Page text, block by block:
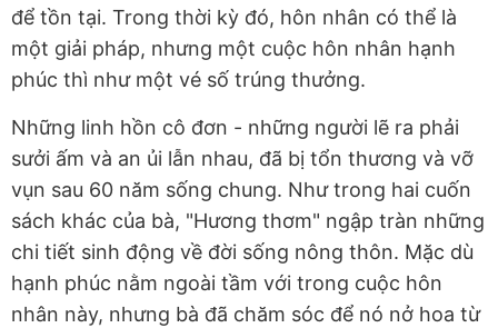
để tồn tại. Trong thời kỳ đó, hôn nhân có thể là
một giải pháp, nhưng một cuộc hôn nhân hạnh
phúc thì như một vé số trúng thưởng.
Những linh hồn cô đơn - những người lẽ ra phải
sưởi ấm và an ủi lẫn nhau, đã bị tổn thương và vỡ
vụn sau 60 năm sống chung. Như trong hai cuốn
sách khác của bà, "Hương thơm" ngập tràn những
chi tiết sinh động về đời sống nông thôn. Mặc dù
hạnh phúc nằm ngoài tầm với trong cuộc hôn
nhân này, nhưng bà đã chăm sóc để nó nở hoa từ